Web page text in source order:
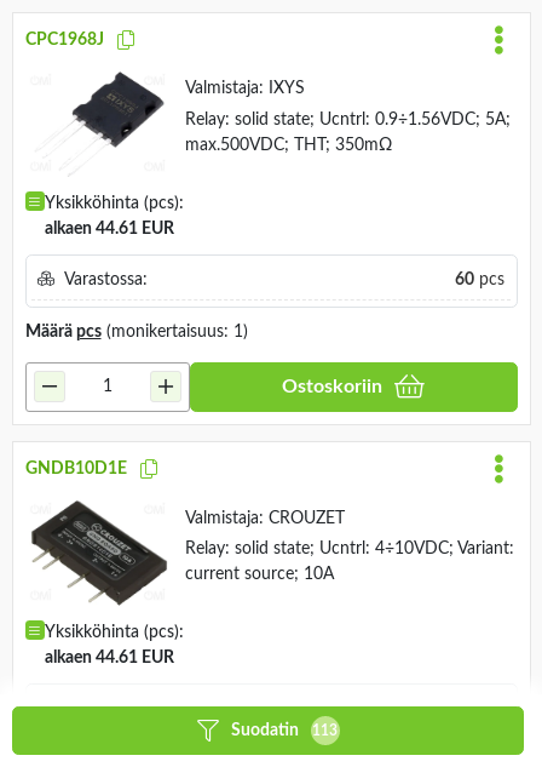
Suodatin 113
CPC1968J
Valmistaja:
IXYS
Relay: solid state; Ucntrl: 0.9÷1.56VDC; 5A;
max.500VDC; THT; 350mΩ
Yksikköhinta (pcs):
alkaen 44.61 EUR
Varastossa: 60pcs
Määrä pcs(monikertaisuus: 1)
Ostoskoriin
GNDB10D1E
Valmistaja: CROUZET
Relay: solid state; Ucntrl: 4÷10VDC; Variant:
current source; 10A
Yksikköhinta (pcs):
alkaen 44.61 EUR
Varastossa: 15pcs
Määräpcs(monikertaisuus: 1)